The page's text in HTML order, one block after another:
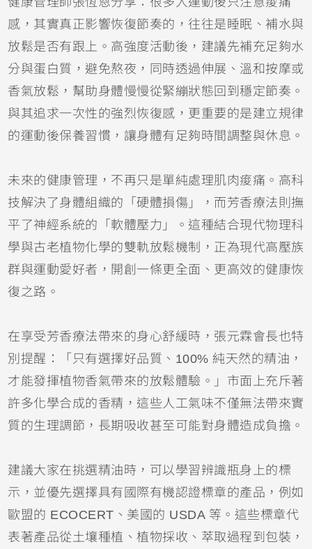
感，其實真正影響恢復節奏的，往往是睡眠、補水與
放鬆是否有跟上。高強度活動後，建議先補充足夠水
分與蛋白質，避免熬夜，同時透過伸展、溫和按摩或
香氣放鬆，幫助身體慢慢從緊繃狀態回到穩定節奏。
與其追求一次性的強烈恢復感，更重要的是建立規律
的運動後保養習慣，讓身體有足夠時間調整與休息。
未來的健康管理，不再只是單純處理肌肉痠痛。高科
技解決了身體組織的「硬體損傷」，而芳香療法則撫
平了神經系統的「軟體壓力」。這種結合現代物理科
學與古老植物化學的雙軌放鬆機制，正為現代高壓族
群與運動愛好者，開創一條更全面、更高效的健康恢
復之路。
在享受芳香療法帶來的身心舒緩時，張元霖會長也特
別提醒：「只有選擇好品質、100% 純天然的精油，
才能發揮植物香氣帶來的放鬆體驗。」市面上充斥著
許多化學合成的香精，這些人工氣味不僅無法帶來實
質的生理調節，長期吸收甚至可能對身體造成負擔。
建議大家在挑選精油時，可以學習辨識瓶身上的標
示，並優先選擇具有國際有機認證標章的產品，例如
歐盟的 ECOCERT、美國的 USDA 等。這些標章代
表著產品從土壤種植、植物採收、萃取過程到包裝，